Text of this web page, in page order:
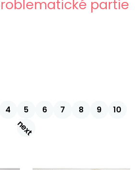
partie
4 5 6 7 8 9 10
next